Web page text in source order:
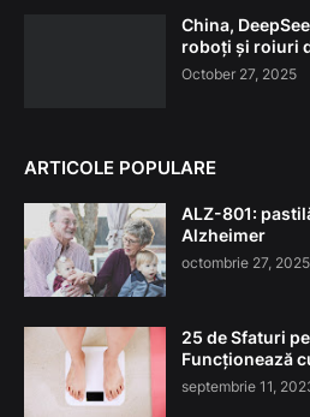
China,
roboți și roiuri
October 27, 2025
ARTICOLE POPULARE
ALZ-801:
Alzheimer
octombrie 27, 2025
25 de Sfaturi
Funcționează
septembrie 11,